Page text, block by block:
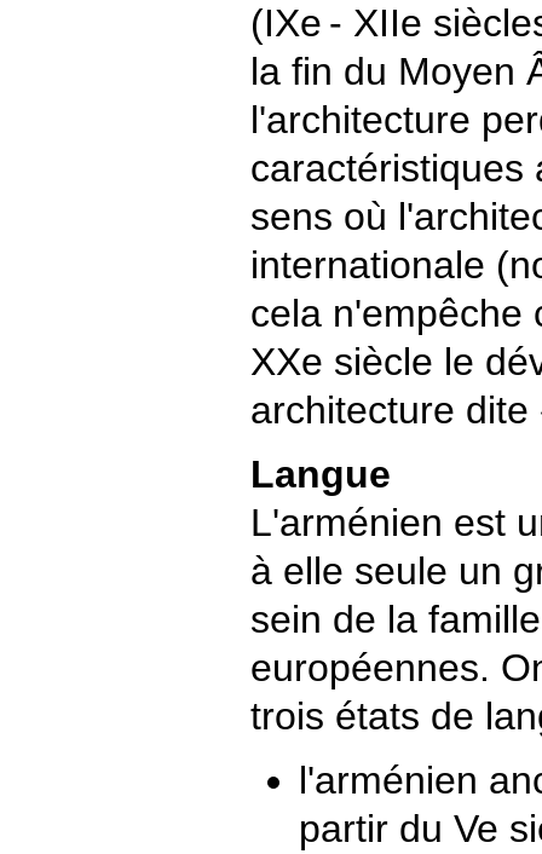
(IXe ‑ XIIe
la fin du Moyen
l'architecture
caractéristiques
sens où
internationale
cela n'empêche
XXe siècle le
architecture
Langue
L'arménien est
à elle seule un
sein de la
européennes.
trois états de
l'arménien
partir du Ve